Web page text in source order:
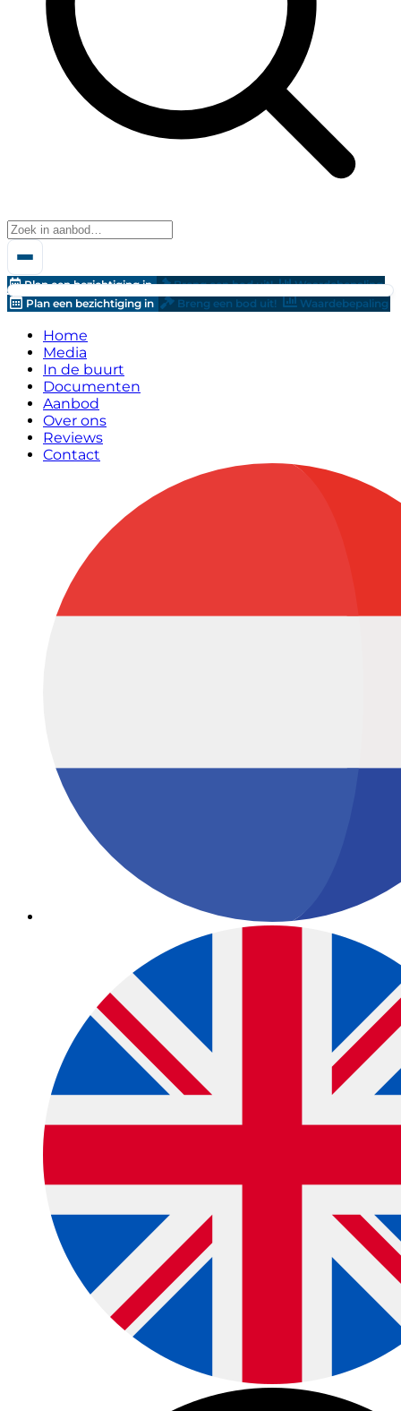
Plan een bezichtiging in Breng een bod uit!
Waardebepaling
Plan een bezichtiging in
Breng een bod uit! Waardebepaling
Home
Media
In de buurt
Documenten
Aanbod
Over ons
Reviews
Contact